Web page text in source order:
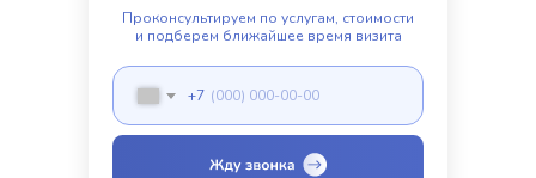
Проконсультируем по услугам, стоимости
и подберем ближайшее время визита
+7